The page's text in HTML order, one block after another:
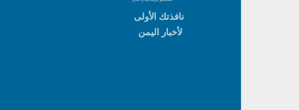
نافذتك الأولى
لأخبار اليمن